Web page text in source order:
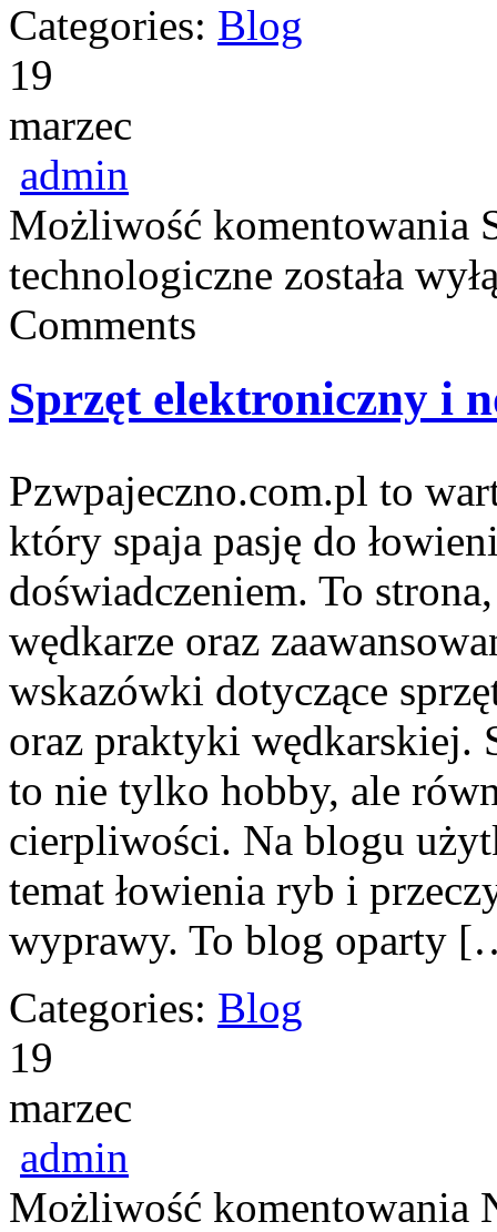
Categories: Blog
19
marzec
admin
Możliwość komentowania
technologiczne została
Comments
Sprzęt elektroniczny i
Pzwpajeczno.com.pl to
który spaja pasję do
doświadczeniem. To
wędkarze oraz
wskazówki dotyczące
oraz praktyki wędkarskiej.
to nie tylko hobby, ale
cierpliwości. Na blogu
temat łowienia ryb i
wyprawy. To blog oparty
Categories: Blog
19
marzec
admin
Możliwość komentowania